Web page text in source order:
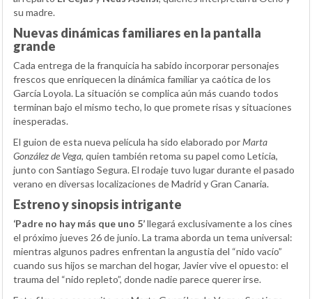
su madre.
Nuevas dinámicas familiares en la pantalla
grande
Cada entrega de la franquicia ha sabido incorporar personajes
frescos que enriquecen la dinámica familiar ya caótica de los
García Loyola. La situación se complica aún más cuando todos
terminan bajo el mismo techo, lo que promete risas y situaciones
inesperadas.
El guion de esta nueva película ha sido elaborado porMarta
González de Vega, quien también retoma su papel como Leticia,
junto con Santiago Segura. El rodaje tuvo lugar durante el pasado
verano en diversas localizaciones de Madrid y Gran Canaria.
Estreno y sinopsis intrigante
‘Padre no hay más que uno 5’llegará exclusivamente a los cines
el próximo jueves 26 de junio. La trama aborda un tema universal:
mientras algunos padres enfrentan la angustia del “nido vacío”
cuando sus hijos se marchan del hogar, Javier vive el opuesto: el
trauma del “nido repleto”, donde nadie parece querer irse.